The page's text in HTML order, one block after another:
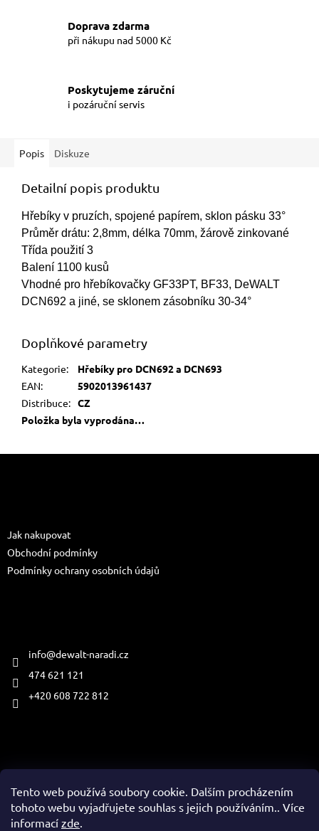
Tento web používá soubory cookie. Dalším procházením
tohoto webu vyjadřujete souhlas s jejich používáním.. Více
informací zde.
Doprava zdarma
při nákupu nad 5000 Kč
Poskytujeme záruční
i pozáruční servis
Popis Diskuze
Detailní popis produktu
Hřebíky v pruzích, spojené papírem, sklon pásku 33°
Průměr drátu: 2,8mm, délka 70mm, žárově zinkované
Třída použití 3
Balení 1100 kusů
Vhodné pro hřebíkovačky GF33PT, BF33, DeWALT
DCN692 a jiné, se sklonem zásobníku 30-34°
Doplňkové parametry
Kategorie:
Hřebíky pro DCN692 a DCN693
EAN:
5902013961437
Distribuce: CZ
Položka byla vyprodána…
Jak nakupovat
Obchodní podmínky
Podmínky ochrany osobních údajů
info@dewalt-naradi.cz
474 621 121
+420 608 722 812